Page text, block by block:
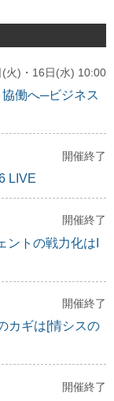
火)・16日(水) 10:00
働へ─ビジネス
開催終了
LIVE
開催終了
ントの戦力化はI
開催終了
カギは[情シスの
開催終了